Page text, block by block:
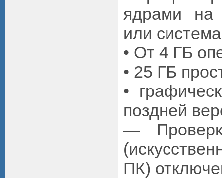
ядрами на
или
• От 4 ГБ
• 25 ГБ
•
поздней
—
ПК)